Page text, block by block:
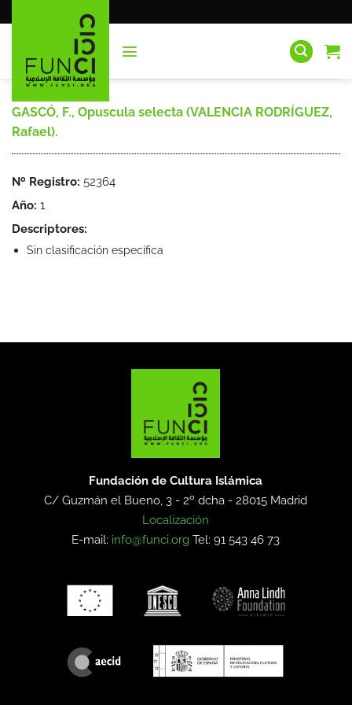
al
GASCÓ, F., Opuscula selecta (VALENCIA RODRÍGUEZ,
Rafael).
Nº Registro: 52364
Año: 1
Descriptores:
Sin clasificación específica
Fundación de Cultura Islámica
C/ Guzmán el Bueno, 3 - 2º dcha -28015 Madrid
Localización
E-mail: info@funci.org Tel: 91 543 46 73